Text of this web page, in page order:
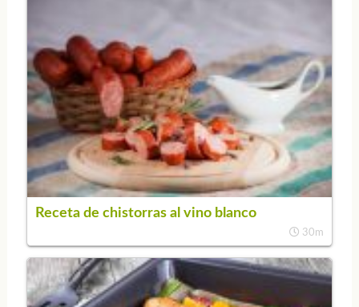
Receta de chistorras al vino blanco
30m